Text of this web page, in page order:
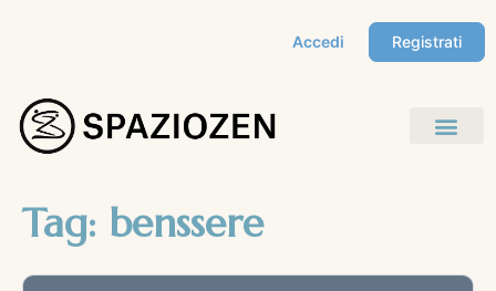
Accedi Registrati
Tag: benssere